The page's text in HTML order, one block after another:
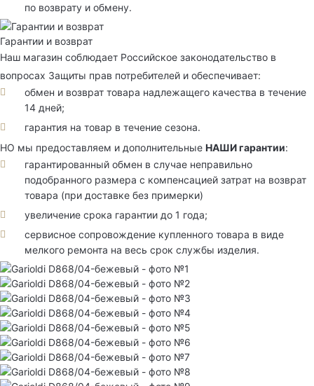
по возврату и обмену.
Гарантии и возврат
Наш магазин соблюдает Российское законодательство в
вопросах Защиты прав потребителей и обеспечивает:
обмен и возврат товара надлежащего качества в течение
14 дней;
гарантия на товар в течение сезона.
НО мы предоставляем и дополнительные НАШИ гарантии:
гарантированный обмен в случае неправильно
подобранного размера с компенсацией затрат на возврат
товара (при доставке без примерки)
увеличение срока гарантии до 1 года;
сервисное сопровождение купленного товара в виде
мелкого ремонта на весь срок службы изделия.